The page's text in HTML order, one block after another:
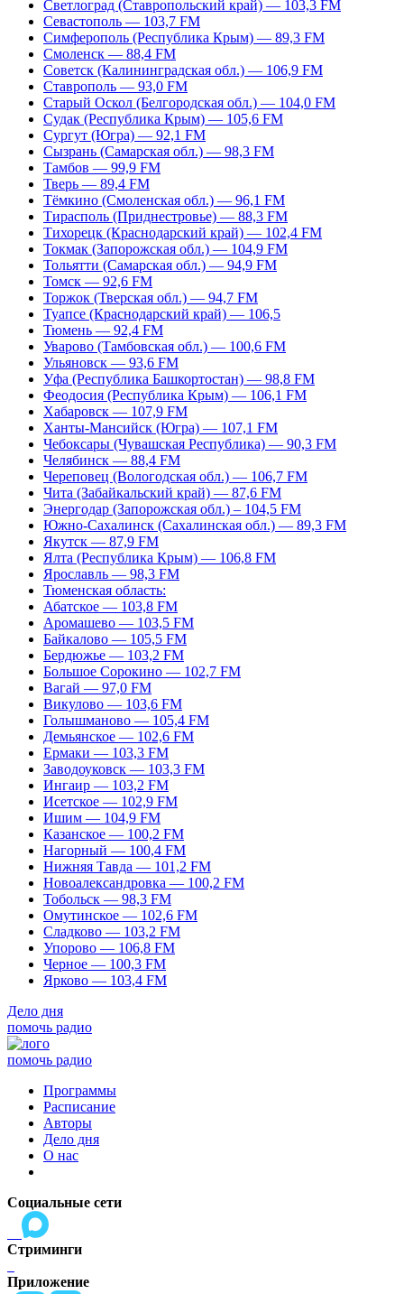
Светлоград (Ставропольский край) — 103,3 FM
Севастополь — 103,7 FM
Симферополь (Республика Крым) — 89,3 FM
Смоленск — 88,4 FM
Советск (Калининградская обл.) — 106,9 FM
Ставрополь — 93,0 FM
Старый Оскол (Белгородская обл.) — 104,0 FM
Судак (Республика Крым) — 105,6 FM
Сургут (Югра) — 92,1 FM
Сызрань (Самарская обл.) — 98,3 FM
Тамбов — 99,9 FM
Тверь — 89,4 FM
Тёмкино (Смоленская обл.) — 96,1 FM
Тирасполь (Приднестровье) — 88,3 FM
Тихорецк (Краснодарский край) — 102,4 FM
Токмак (Запорожская обл.) — 104,9 FM
Тольятти (Самарская обл.) — 94,9 FM
Томск — 92,6 FM
Торжок (Тверская обл.) — 94,7 FM
Туапсе (Краснодарский край) — 106,5
Тюмень — 92,4 FM
Уварово (Тамбовская обл.) — 100,6 FM
Ульяновск — 93,6 FM
Уфа (Республика Башкортостан) — 98,8 FM
Феодосия (Республика Крым) — 106,1 FM
Хабаровск — 107,9 FM
Ханты-Мансийск (Югра) — 107,1 FM
Чебоксары (Чувашская Республика) — 90,3 FM
Челябинск — 88,4 FM
Череповец (Вологодская обл.) — 106,7 FM
Чита (Забайкальский край) — 87,6 FM
Энергодар (Запорожская обл.) – 104,5 FM
Южно-Сахалинск (Сахалинская обл.) — 89,3 FM
Якутск — 87,9 FM
Ялта (Республика Крым) — 106,8 FM
Ярославль — 98,3 FM
Тюменская область:
Абатское — 103,8 FM
Аромашево — 103,5 FM
Байкалово — 105,5 FM
Бердюжье — 103,2 FM
Большое Сорокино — 102,7 FM
Вагай — 97,0 FM
Викулово — 103,6 FM
Голышманово — 105,4 FM
Демьянское — 102,6 FM
Ермаки — 103,3 FM
Заводоуковск — 103,3 FM
Ингаир — 103,2 FM
Исетское — 102,9 FM
Ишим — 104,9 FM
Казанское — 100,2 FM
Нагорный — 100,4 FM
Нижняя Тавда — 101,2 FM
Новоалександровка — 100,2 FM
Тобольск — 98,3 FM
Омутинское — 102,6 FM
Сладково — 103,2 FM
Упорово — 106,8 FM
Черное — 100,3 FM
Ярково — 103,4 FM
Дело дня
помочь радио
помочь радио
Программы
Расписание
Авторы
Дело дня
О нас
Социальные сети
Стриминги
Приложение